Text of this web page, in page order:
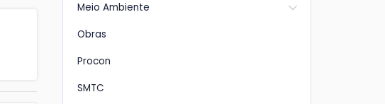
Meio Ambiente
Obras
Procon
SMTC